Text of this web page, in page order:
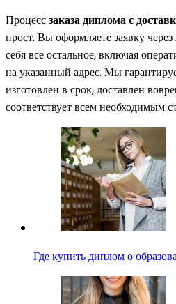
Процессзаказа диплома с
прост. Вы оформляете заявку
себя все остальное, включая
на указанный адрес. Мы
изготовлен в срок, доставлен
соответствует всем необходимым
Где купить диплом о